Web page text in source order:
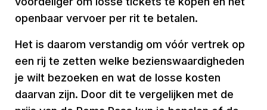
openbaar vervoer per rit te betalen.
Het is daarom verstandig om vóór vertrek op
een rij te zetten welke bezienswaardigheden
je wilt bezoeken en wat de losse kosten
daarvan zijn. Door dit te vergelijken met de